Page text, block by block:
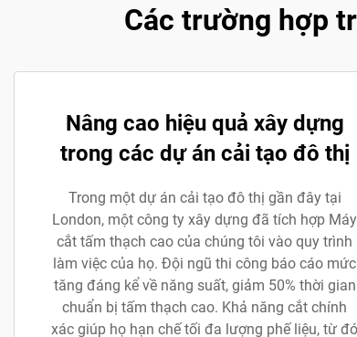
Các trường hợp
Nâng cao hiệu quả xây dựng
trong các dự án cải tạo đô thị
Trong một dự án cải tạo đô thị gần đây tại
London, một công ty xây dựng đã tích hợp Máy
cắt tấm thạch cao của chúng tôi vào quy trình
làm việc của họ. Đội ngũ thi công báo cáo mức
tăng đáng kể về năng suất, giảm 50% thời gian
chuẩn bị tấm thạch cao. Khả năng cắt chính
xác giúp họ hạn chế tối đa lượng phế liệu, từ đó